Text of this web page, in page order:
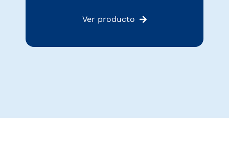
Ver producto